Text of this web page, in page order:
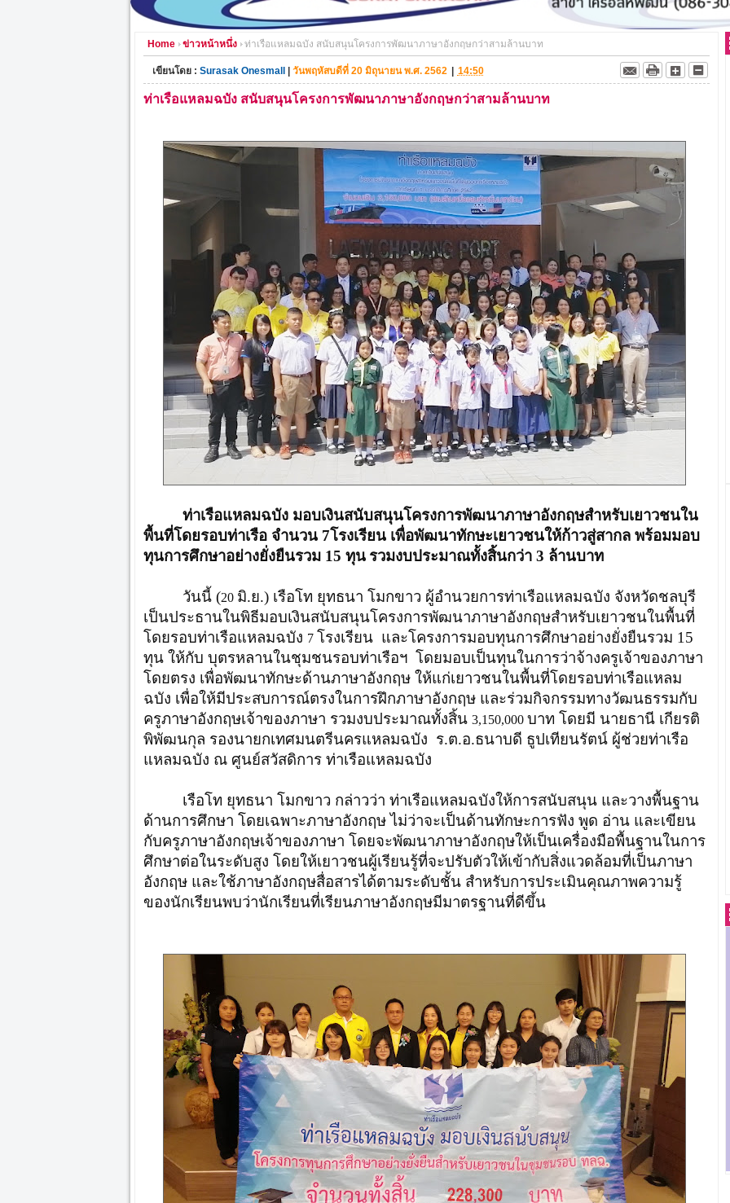
Home ข่าวหน้าหนึ่ง ท่าเรือแหลมฉบัง สนับสนุนโครงการพัฒนาภาษาอังกฤษกว่าสามล้านบาท
เขียนโดย : Surasak Onesmall วันพฤหัสบดีที่ 20 มิถุนายน พ.ศ. 2562 14:50
ท่าเรือแหลมฉบัง สนับสนุนโครงการพัฒนาภาษาอังกฤษกว่าสามล้านบาท
ท่าเรือแหลมฉบัง มอบเงินสนับสนุนโครงการพัฒนาภาษาอังกฤษสำหรับเยาวชนใน
พื้นที่โดยรอบท่าเรือ จำนวน 7โรงเรียน เพื่อพัฒนาทักษะเยาวชนให้ก้าวสู่สากล พร้อมมอบ
ทุนการศึกษาอย่างยั่งยืนรวม 15 ทุน รวมงบประมาณทั้งสิ้นกว่า 3 ล้านบาท
วันนี้ (20 มิ.ย.) เรือโท ยุทธนา โมกขาว ผู้อำนวยการท่าเรือแหลมฉบัง จังหวัดชลบุรี
เป็นประธานในพิธีมอบเงินสนับสนุนโครงการพัฒนาภาษาอังกฤษสำหรับเยาวชนในพื้นที่
โดยรอบท่าเรือแหลมฉบัง 7 โรงเรียน และโครงการมอบทุนการศึกษาอย่างยั่งยืนรวม 15
ทุน ให้กับ บุตรหลานในชุมชนรอบท่าเรือฯ โดยมอบเป็นทุนในการว่าจ้างครูเจ้าของภาษา
โดยตรง เพื่อพัฒนาทักษะด้านภาษาอังกฤษ ให้แก่เยาวชนในพื้นที่โดยรอบท่าเรือแหลม
ฉบัง เพื่อให้มีประสบการณ์ตรงในการฝึกภาษาอังกฤษ และร่วมกิจกรรมทางวัฒนธรรมกับ
ครูภาษาอังกฤษเจ้าของภาษา รวมงบประมาณทั้งสิ้น 3,150,000 บาท โดยมี นายธานี เกียรติ
พิพัฒนกุล รองนายกเทศมนตรีนครแหลมฉบัง ร.ต.อ.ธนาบดี ธูปเทียนรัตน์ ผู้ช่วยท่าเรือ
แหลมฉบัง ณ ศูนย์สวัสดิการ ท่าเรือแหลมฉบัง
เรือโท ยุทธนา โมกขาว กล่าวว่า ท่าเรือแหลมฉบังให้การสนับสนุน และวางพื้นฐาน
ด้านการศึกษา โดยเฉพาะภาษาอังกฤษ ไม่ว่าจะเป็นด้านทักษะการฟัง พูด อ่าน และเขียน
กับครูภาษาอังกฤษเจ้าของภาษา โดยจะพัฒนาภาษาอังกฤษให้เป็นเครื่องมือพื้นฐานในการ
ศึกษาต่อในระดับสูง โดยให้เยาวชนผู้เรียนรู้ที่จะปรับตัวให้เข้ากับสิ่งแวดล้อมที่เป็นภาษา
อังกฤษ และใช้ภาษาอังกฤษสื่อสารได้ตามระดับชั้น สำหรับการประเมินคุณภาพความรู้
ของนักเรียนพบว่านักเรียนที่เรียนภาษาอังกฤษมีมาตรฐานที่ดีขึ้น